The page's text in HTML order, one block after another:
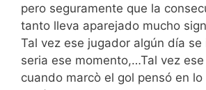
pero seguramente que la
tanto lleva aparejado mucho
Tal vez ese jugador algún día se
seria ese momento,…Tal vez
cuando marcò el gol pensó en